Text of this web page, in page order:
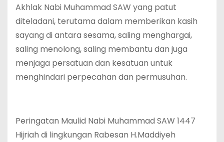
Akhlak Nabi Muhammad SAW yang patut
diteladani, terutama dalam memberikan kasih
sayang di antara sesama, saling menghargai,
saling menolong, saling membantu dan juga
menjaga persatuan dan kesatuan untuk
menghindari perpecahan dan permusuhan.
Peringatan Maulid Nabi Muhammad SAW 1447
Hijriah di lingkungan Rabesan H.Maddiyeh